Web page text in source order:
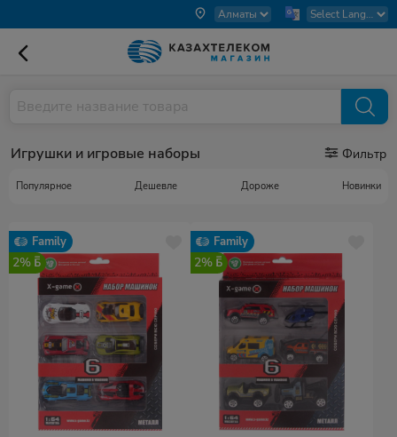
Игрушки и игровые наборы Фильтр
Популярное Дешевле Дороже Новинки
Family
2%
Family
2%